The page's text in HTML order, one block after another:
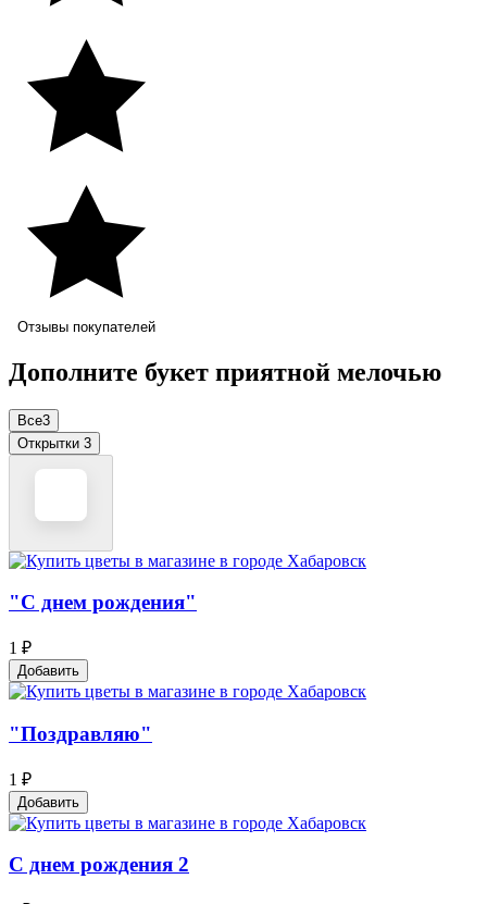
Отзывы покупателей
Дополните букет приятной мелочью
Все3
Открытки 3
"С днем рождения"
1 ₽
Добавить
"Поздравляю"
1 ₽
Добавить
С днем рождения 2